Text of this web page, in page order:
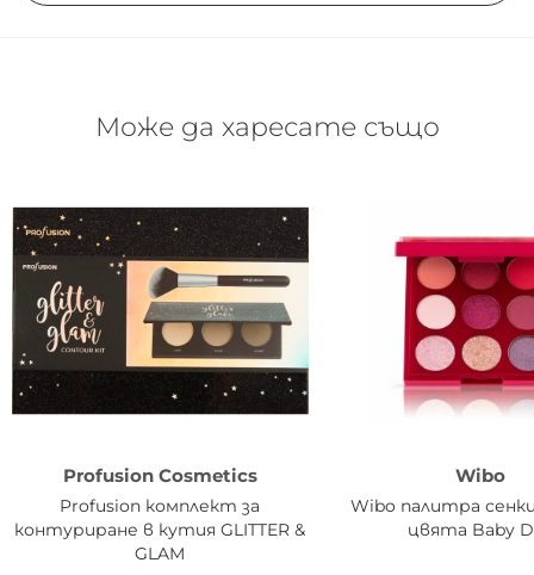
Може да харесате също
Profusion Cosmetics
Profusion комплект за
контуриране в кутия GLITTER &
GLAM
Wibo
Wibo палитра
цвята Baby